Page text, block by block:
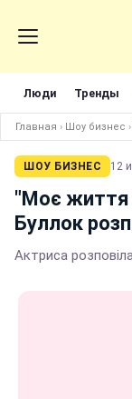
Люди Тренды
Главная › Шоу бизнес ›
ШОУ БИЗНЕС 12
"Моє життя
Буллок
Актриса